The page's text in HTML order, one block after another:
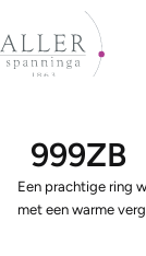
999ZB
Een prachtige ring
met een warme